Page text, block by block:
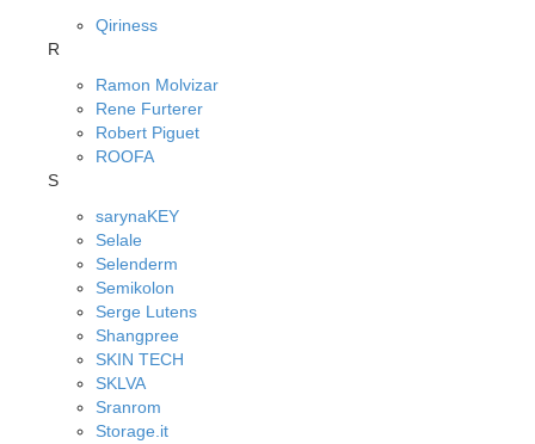
Qiriness
R
Ramon Molvizar
Rene Furterer
Robert Piguet
ROOFA
S
sarynaKEY
Selale
Selenderm
Semikolon
Serge Lutens
Shangpree
SKIN TECH
SKLVA
Sranrom
Storage.it